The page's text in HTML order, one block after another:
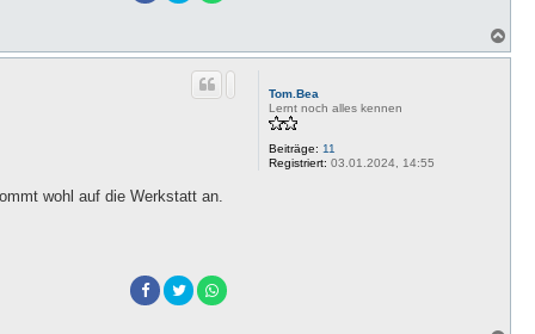
a
Tom.Bea
Lernt noch alles kennen
Beiträge: 11
Registriert: 03.01.2024, 14:55
wohl auf die Werkstatt an.